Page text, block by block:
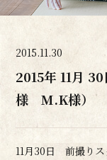
2015.11.30
2015年 11月
様 M.K様）
11月30日 前撮りス